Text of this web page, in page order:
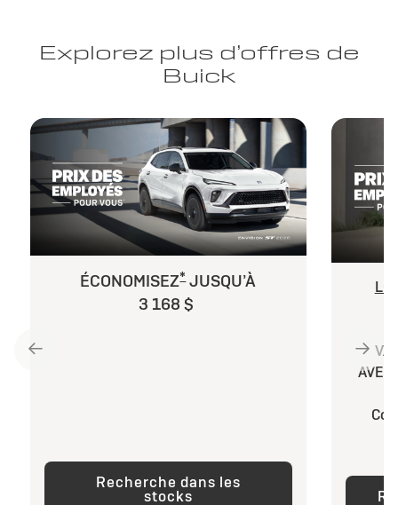
Explorez plus d’offres de
Buick
ÉCONOMISEZ*JUSQU’À
3 168 $
Recherche dans les
stocks
AVEC